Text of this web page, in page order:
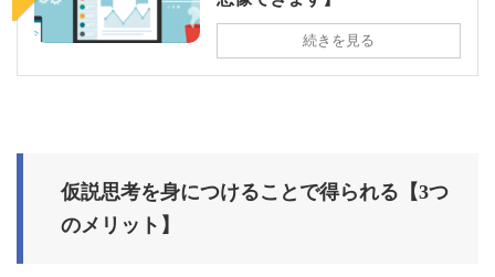
続きを見る
仮説思考を身につけることで得られる【3つ
のメリット】